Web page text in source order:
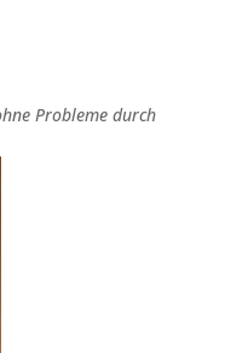
Probleme durch